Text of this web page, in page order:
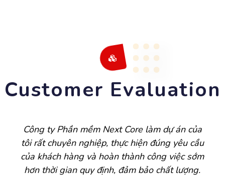
Customer Evaluation
Công ty Phần mềm Next Core làm dự án của
tôi rất chuyên nghiệp, thực hiện đúng yêu cầu
của khách hàng và hoàn thành công việc sớm
hơn thời gian quy định, đảm bảo chất lượng.